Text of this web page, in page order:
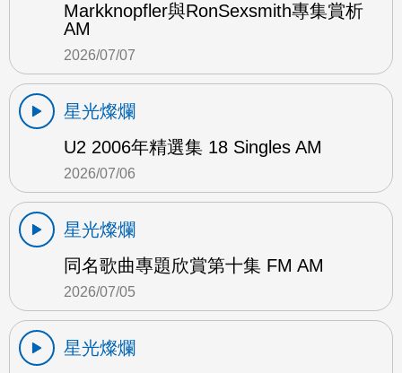
Markknopfler與RonSexsmith專集賞析
AM
2026/07/07
星光燦爛
U2 2006年精選集 18 Singles AM
2026/07/06
星光燦爛
同名歌曲專題欣賞第十集 FM AM
2026/07/05
星光燦爛